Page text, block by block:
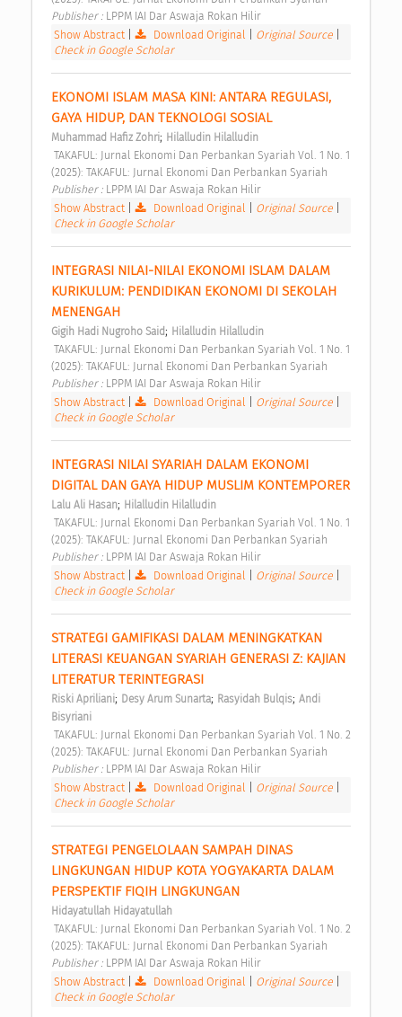
Publisher : LPPM IAI Dar Aswaja Rokan Hilir
Show Abstract| Download Original Original Source
Check in Google Scholar
EKONOMI ISLAM MASA KINI: ANTARA REGULASI,
GAYA HIDUP, DAN TEKNOLOGI SOSIAL
Muhammad Hafiz Zohri; Hilalludin Hilalludin
(2025): TAKAFUL: Jurnal Ekonomi Dan Perbankan Syariah
Publisher : LPPM IAI Dar Aswaja Rokan Hilir
Show Abstract| Download Original Original Source
Check in Google Scholar
INTEGRASI NILAI-NILAI EKONOMI ISLAM DALAM
KURIKULUM: PENDIDIKAN EKONOMI DI SEKOLAH
MENENGAH
Gigih Hadi Nugroho Said; Hilalludin Hilalludin
(2025): TAKAFUL: Jurnal Ekonomi Dan Perbankan Syariah
Publisher : LPPM IAI Dar Aswaja Rokan Hilir
Show Abstract| Download Original Original Source
Check in Google Scholar
INTEGRASI NILAI SYARIAH DALAM EKONOMI
DIGITAL DAN GAYA HIDUP MUSLIM KONTEMPORER
Lalu Ali Hasan; Hilalludin Hilalludin
(2025): TAKAFUL: Jurnal Ekonomi Dan Perbankan Syariah
Publisher : LPPM IAI Dar Aswaja Rokan Hilir
Show Abstract| Download Original Original Source
Check in Google Scholar
STRATEGI GAMIFIKASI DALAM MENINGKATKAN
LITERASI KEUANGAN SYARIAH GENERASI Z: KAJIAN
LITERATUR TERINTEGRASI
Riski Apriliani; Desy Arum Sunarta; Rasyidah Bulqis; Andi
Bisyriani
(2025): TAKAFUL: Jurnal Ekonomi Dan Perbankan Syariah
Publisher : LPPM IAI Dar Aswaja Rokan Hilir
Show Abstract| Download Original Original Source
Check in Google Scholar
STRATEGI PENGELOLAAN SAMPAH DINAS
LINGKUNGAN HIDUP KOTA YOGYAKARTA DALAM
PERSPEKTIF FIQIH LINGKUNGAN
Hidayatullah Hidayatullah
(2025): TAKAFUL: Jurnal Ekonomi Dan Perbankan Syariah
Publisher : LPPM IAI Dar Aswaja Rokan Hilir
Show Abstract| Download Original Original Source
Check in Google Scholar